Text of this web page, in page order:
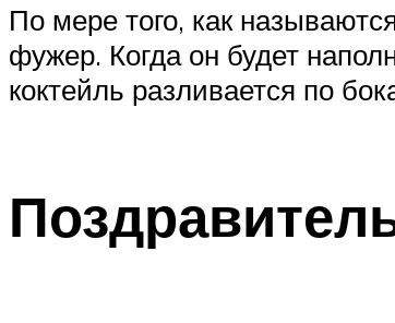
По мере того, как
фужер. Когда он будет
коктейль разливается по